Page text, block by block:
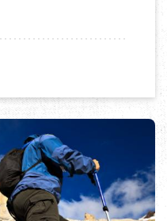
OUTDOOR : ÉQUIPEZ-